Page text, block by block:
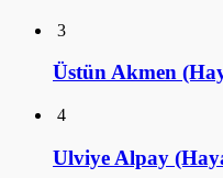
3
Üstün Akmen
4
Ulviye Alpay